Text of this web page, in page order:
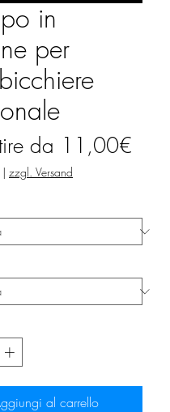
in
per
da 11,00€
| zzgl. Versand
al carrello